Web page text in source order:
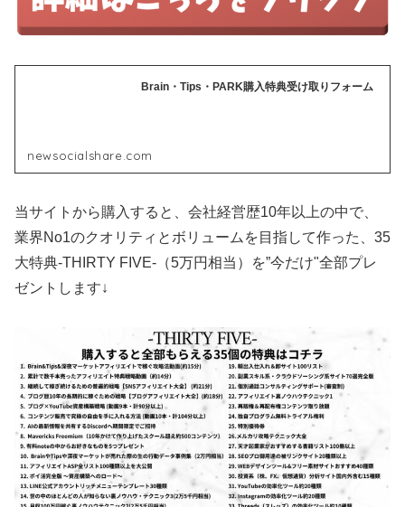
Brain・Tips・PARK購入特典受け取りフォーム
newsocialshare.com
当サイトから購入すると、会社経営歴10年以上の中で、
業界No1のクオリティとボリュームを目指して作った、35
大特典-THIRTY FIVE-（5万円相当）を”今だけ"全部プレ
ゼントします↓